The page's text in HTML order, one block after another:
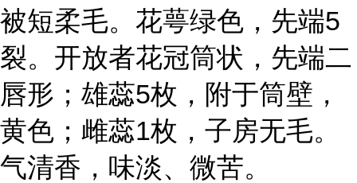
被短柔毛。花萼绿色，先端5
裂。开放者花冠筒状，先端二
唇形；雄蕊5枚，附于筒壁，
黄色；雌蕊1枚，子房无毛。
气清香，味淡、微苦。